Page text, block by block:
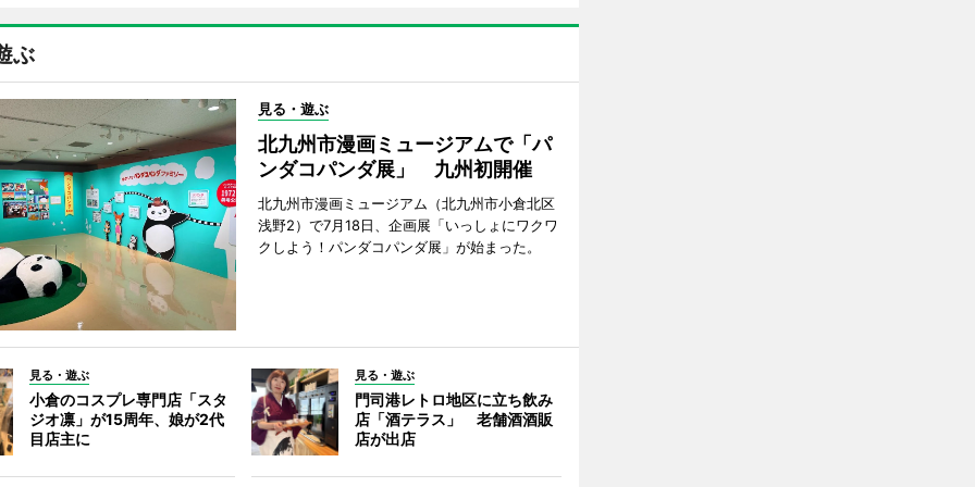
ぶ
見る・遊ぶ
北九州市漫画ミュージアムで「パ
ンダコパンダ展」 九州初開催
北九州市漫画ミュージアム（北九州市小倉北区
浅野2）で7月18日、企画展「いっしょにワクワ
クしよう！パンダコパンダ展」が始まった。
見る・遊ぶ
小倉のコスプレ専門店「スタ
ジオ凛」が15周年、娘が2代
目店主に
見る・遊ぶ
門司港レトロ地区に立ち飲み
店「酒テラス」 老舗酒酒販
店が出店